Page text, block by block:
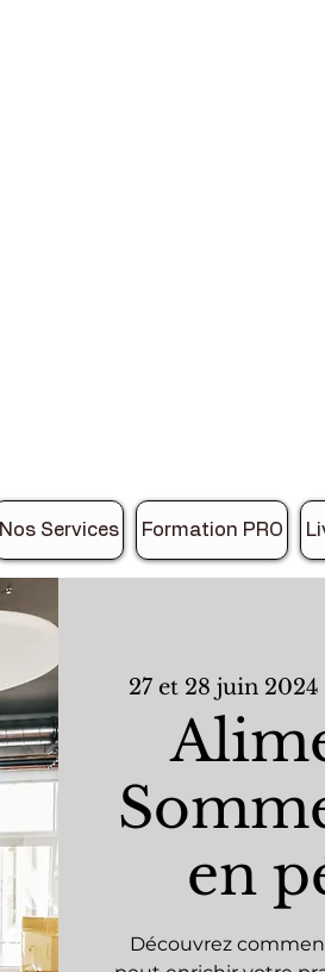
Nos Services Formation PRO
27 et 28 juin 2024
en
Découvrez